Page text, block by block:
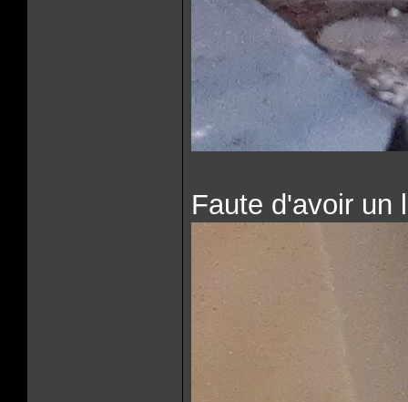
Faute d'avoir un